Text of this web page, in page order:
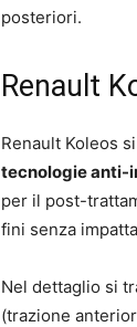
posteriori.
Renault
Renault Koleos
tecnologie anti-
per il post-
fini senza
Nel dettaglio si
(trazione